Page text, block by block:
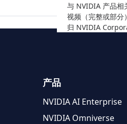
与 NVIDIA 产品相
视频（完整或部分
归 NVIDIA
产品
NVIDIA AI Enterprise
NVIDIA Omniverse